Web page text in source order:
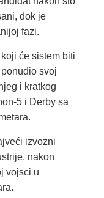
dok je
fazi.
će sistem biti
svoj
i kratkog
5 i Derby sa
izvozni
nakon
vojsci u